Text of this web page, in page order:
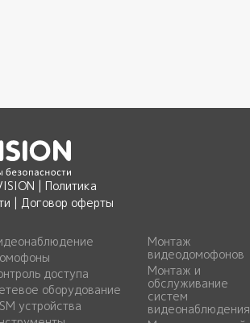
| Политика
| Договор оферты
доступа
оборудование
устройства
Монтаж
видеодомофонов
Монтаж и
обслуживание
систем
видеонаблюдения